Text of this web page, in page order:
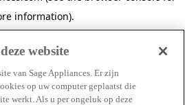
information).
website
van Sage Appliances. Er zijn
op uw computer geplaatst die
werkt. Als u per ongeluk op deze